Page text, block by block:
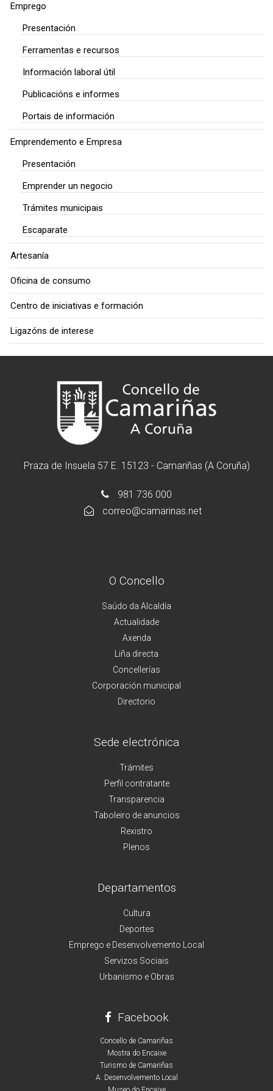
Emprego
Presentación
Ferramentas e recursos
Información laboral útil
Publicacións e informes
Portais de información
Emprendemento e Empresa
Presentación
Emprender un negocio
Trámites municipais
Escaparate
Artesanía
Oficina de consumo
Centro de iniciativas e formación
Ligazóns de interese
Praza de Insuela 57 E. 15123 - Camariñas (A Coruña)
981 736 000
correo@camarinas.net
O Concello
Saúdo da Alcaldía
Actualidade
Axenda
Liña directa
Concellerías
Corporación municipal
Directorio
Sede electrónica
Trámites
Perfil contratante
Transparencia
Taboleiro de anuncios
Rexistro
Plenos
Departamentos
Cultura
Deportes
Emprego e Desenvolvemento Local
Servizos Sociais
Urbanismo e Obras
Facebook
Concello de Camariñas
Mostra do Encaixe
Turismo de Camariñas
A. Desenvolvemento Local